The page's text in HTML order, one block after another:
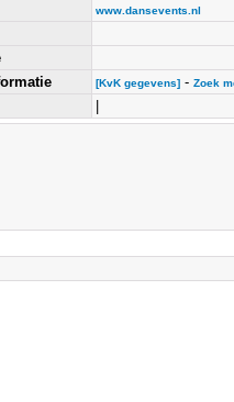
www.dansevents.nl
[KvK gegevens]- Zoek